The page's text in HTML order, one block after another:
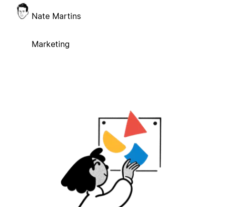
Nate Martins
Marketing